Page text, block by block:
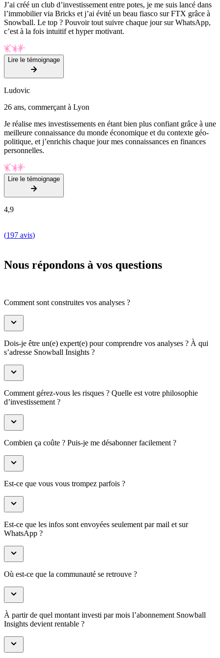
J’ai créé un club d’investissement entre potes, je me suis lancé dans
l’immobilier via Bricks et j’ai évité un beau fiasco sur FTX grâce à
Snowball. Le top ? Pouvoir tout suivre chaque jour sur WhatsApp,
c’est à la fois intuitif et hyper motivant.
Lire le témoignage
Ludovic
26 ans, commerçant à Lyon
Je réalise mes investissements en étant bien plus confiant grâce à une
meilleure connaissance du monde économique et du contexte géo-
politique, et j’enrichis chaque jour mes connaissances en finances
personnelles.
Lire le témoignage
4,9
(197 avis)
Nous répondons à vos questions
Comment sont construites vos analyses ?
Dois-je être un(e) expert(e) pour comprendre vos analyses ? À qui
s’adresse Snowball Insights ?
Comment gérez-vous les risques ? Quelle est votre philosophie
d’investissement ?
Combien ça coûte ? Puis-je me désabonner facilement ?
Est-ce que vous vous trompez parfois ?
Est-ce que les infos sont envoyées seulement par mail et sur
WhatsApp ?
Où est-ce que la communauté se retrouve ?
À partir de quel montant investi par mois l’abonnement Snowball
Insights devient rentable ?